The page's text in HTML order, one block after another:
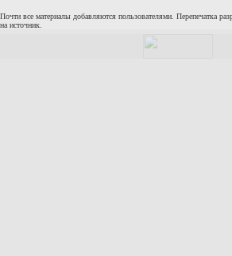
Домашние питомцы
Почти все материалы добавляются пользователями. Перепечатка
на источник.